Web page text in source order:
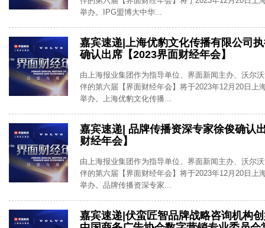
举办。IPG盟博大中华...
嘉宾速递|上海优豹文化传播有限公司
确认出席【2023界面财经年会】
由上海报业集团作为指导单位、界面新闻主办、沃尔
伴的第六届【界面财经年会】将于2023年12月20日上
举办。上海优豹文化传播...
嘉宾速递| 品牌传播资深专家徐俊确认
财经年会】
由上海报业集团作为指导单位、界面新闻主办、沃尔
伴的第六届【界面财经年会】将于2023年12月20日上
举办。品牌传播资深专家...
嘉宾速递|伏蛮匠智品牌战略咨询机构